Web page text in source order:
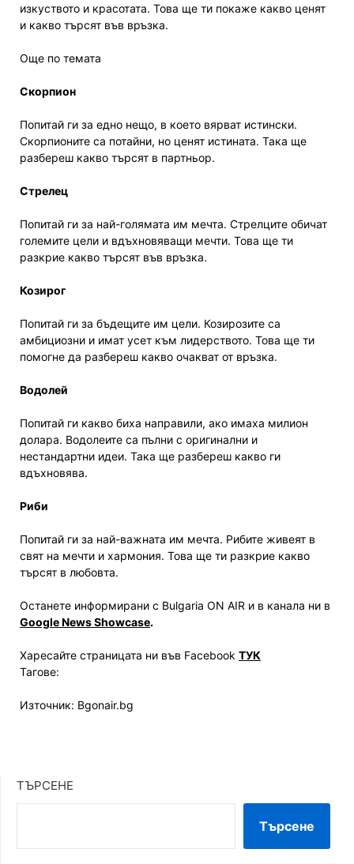
изкуството и красотата. Това ще ти покаже какво ценят
и какво търсят във връзка.
Още по темата
Скорпион
Попитай ги за едно нещо, в което вярват истински.
Скорпионите са потайни, но ценят истината. Така ще
разбереш какво търсят в партньор.
Стрелец
Попитай ги за най-голямата им мечта. Стрелците обичат
големите цели и вдъхновяващи мечти. Това ще ти
разкрие какво търсят във връзка.
Козирог
Попитай ги за бъдещите им цели. Козирозите са
амбициозни и имат усет към лидерството. Това ще ти
помогне да разбереш какво очакват от връзка.
Водолей
Попитай ги какво биха направили, ако имаха милион
долара. Водолеите са пълни с оригинални и
нестандартни идеи. Така ще разбереш какво ги
вдъхновява.
Риби
Попитай ги за най-важната им мечта. Рибите живеят в
свят на мечти и хармония. Това ще ти разкрие какво
търсят в любовта.
Останете информирани с Bulgaria ON AIR и в канала ни в
Google News Showcase.
Харесайте страницата ни във Facebook ТУК
Тагове:
Източник: Bgonair.bg
ТЪРСЕНЕ
Търсене